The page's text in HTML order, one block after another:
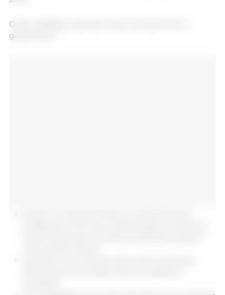
Cette stratégie nationale s’articule autour de 4
grands axes :